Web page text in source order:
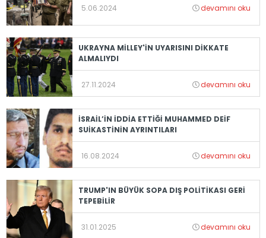
5.06.2024 devamını oku
UKRAYNA MİLLEY'İN UYARISINI DİKKATE
ALMALIYDI
27.11.2024 devamını oku
İSRAİL’İN İDDİA ETTİĞİ MUHAMMED DEİF
SUİKASTİNİN AYRINTILARI
16.08.2024 devamını oku
TRUMP'IN BÜYÜK SOPA DIŞ POLİTİKASI GERİ
TEPEBİLİR
31.01.2025 devamını oku